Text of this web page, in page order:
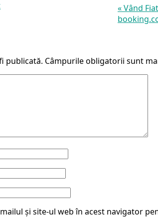
«Vând
publicată. Câmpurile obligatorii sunt
și site-ul web în acest navigator